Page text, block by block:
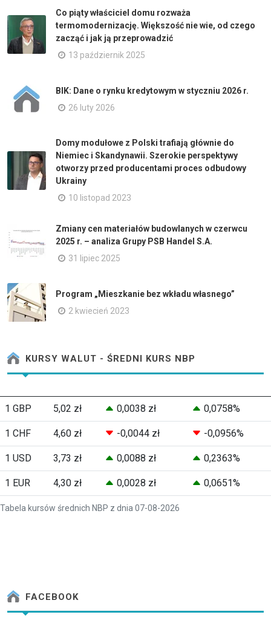
Co piąty właściciel domu rozważa
termomodernizację. Większość nie wie, od czego
zacząć i jak ją przeprowadzić
13 październik 2025
BIK: Dane o rynku kredytowym w styczniu 2026 r.
26 luty 2026
Domy modułowe z Polski trafiają głównie do
Niemiec i Skandynawii. Szerokie perspektywy
otworzy przed producentami proces odbudowy
Ukrainy
10 listopad 2023
Zmiany cen materiałów budowlanych w czerwcu
2025 r. – analiza Grupy PSB Handel S.A.
31 lipiec 2025
Program „Mieszkanie bez wkładu własnego”
2 kwiecień 2023
KURSY WALUT - ŚREDNI KURS NBP
Tabela kursów średnich NBP z dnia 07-08-2026
1 GBP 5,02 zł 0,0038 zł 0,0758%
1 CHF 4,60 zł -0,0044 zł -0,0956%
1 USD 3,73 zł 0,0088 zł 0,2363%
1 EUR 4,30 zł 0,0028 zł 0,0651%
FACEBOOK